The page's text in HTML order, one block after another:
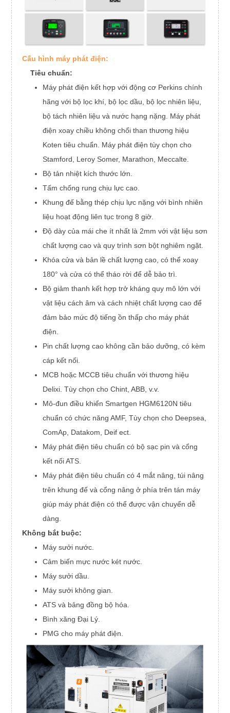
thuật
400/230V
Loại dây điện
Hệ số công suất
50Hz
8kW
Cấp độ bảo vệ
Cấp độ cách ly
Cấu hình máy phát điện:
Tiêu chuẩn:
Máy phát điện kết hợp với động cơ Perkins chính
hãng với bộ lọc khí, bộ lọc dầu, bộ lọc nhiên liệu,
bộ tách nhiên liệu và nước hạng nặng. Máy phát
điện xoay chiều không chổi than thương hiệu
Koten tiêu chuẩn. Máy phát điện tùy chọn cho
Stamford, Leroy Somer, Marathon, Meccalte.
Bộ tản nhiệt kích thước lớn.
Tấm chống rung chịu lực cao.
Khung đế bằng thép chịu lực nặng với bình nhiên
liệu hoạt động liên tục trong 8 giờ.
Độ dày của mái che ít nhất là 2mm với vật liệu sơn
chất lượng cao và quy trình sơn bột nghiêm ngặt.
Khóa cửa và bản lề chất lượng cao, có thể xoay
180° và cửa có thể tháo rời để dễ bảo trì.
Bộ giảm thanh kết hợp trở kháng quy mô lớn với
vật liệu cách âm và cách nhiệt chất lượng cao để
đảm bảo mức độ tiếng ồn thấp cho máy phát
điện.
Pin chất lượng cao không cần bảo dưỡng, có kèm
cáp kết nối.
MCB hoặc MCCB tiêu chuẩn với thương hiệu
Delixi. Tùy chọn cho Chint, ABB, v.v.
Mô-đun điều khiển Smartgen HGM6120N tiêu
chuẩn có chức năng AMF, Tùy chọn cho Deepsea,
ComAp, Datakom, Deif ect.
Máy phát điện tiêu chuẩn có bộ sạc pin và cổng
kết nối ATS.
Máy phát điện tiêu chuẩn có 4 mắt nâng, túi nâng
trên khung đế và cổng nâng ở phía trên tán máy
giúp máy phát điện có thể được vận chuyển dễ
dàng.
Không bắt buộc:
Máy sưởi nước.
Cảm biến mực nước két nước.
Máy sưởi dầu.
Máy sưởi không gian.
ATS và bảng đồng bộ hóa.
Bình xăng Đại Lý.
PMG cho máy phát điện.